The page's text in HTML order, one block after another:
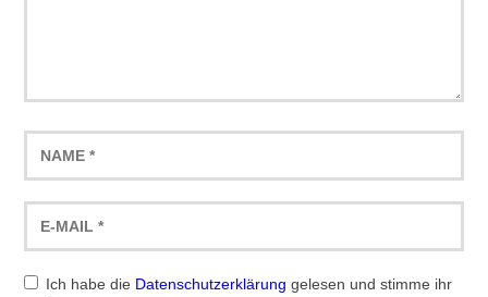
Ich habe die Datenschutzerklärung gelesen und stimme ihr